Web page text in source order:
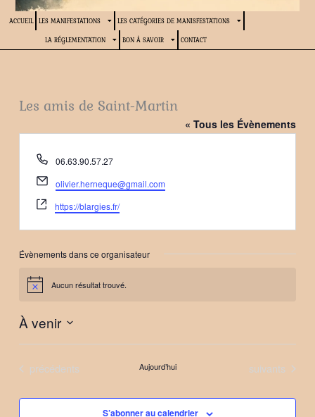
ACCUEIL LES MANIFESTATIONS LES CATÉGORIES DE MANISFESTATIONS
LA RÉGLEMENTATION BON À SAVOIR CONTACT
Les amis de Saint-Martin
« Tous les Évènements
Téléphone
06.63.90.57.27
Email
olivier.herneque@gmail.com
Site
web
https://blargies.fr/
Évènements dans ce organisateur
Notice Aucun résultat trouvé.
À venir
Sélectionnez
date.Évènements
précédents Aujourd’hui Évènements
suivants
S’abonner au calendrier